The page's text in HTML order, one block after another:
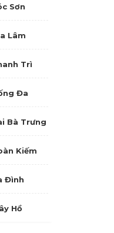
Sơn
Lâm
Trì
Đa
Bà Trưng
Kiếm
Đình
Hồ